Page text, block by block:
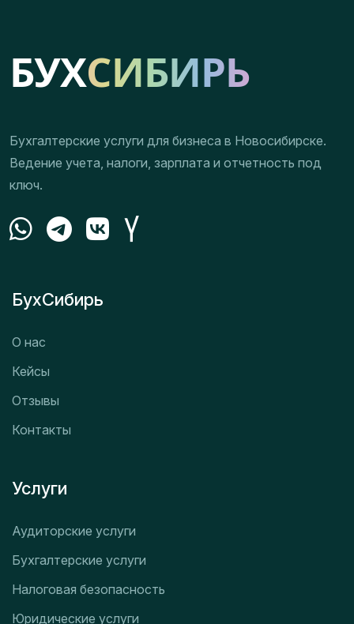
Бухгалтерские услуги для бизнеса в Новосибирске.
Ведение учета, налоги, зарплата и отчетность под
ключ.
БухСибирь
О нас
Кейсы
Отзывы
Контакты
Услуги
Аудиторские услуги
Бухгалтерские услуги
Налоговая безопасность
Юридические услуги